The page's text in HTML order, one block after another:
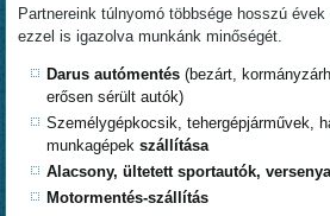
Partnereink túlnyomó többsége hosszú évek
ezzel is igazolva munkánk minőségét.
Darus autómentés(bezárt,
erősen sérült autók)
Személygépkocsik, tehergépjárművek,
munkagépekszállítása
Alacsony, ültetett sportautók,
Motormentés-szállítás